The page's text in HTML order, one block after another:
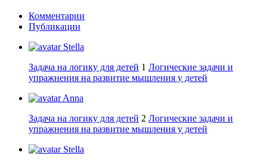
Комментарии
Публикации
Stella
Задача на логику для детей 1 Логические задачи и
упражнения на развитие мышления у детей
Anna
Задача на логику для детей 2 Логические задачи и
упражнения на развитие мышления у детей
Stella